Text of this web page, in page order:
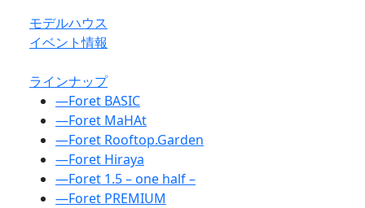
モデルハウス
イベント情報
ラインナップ
―Foret BASIC
―Foret MaHAt
―Foret Rooftop.Garden
―Foret Hiraya
―Foret 1.5 – one half –
―Foret PREMIUM